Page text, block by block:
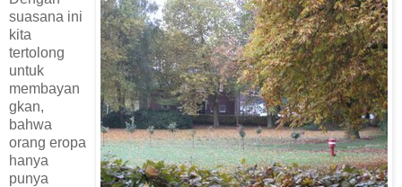
suasana ini
kita
tertolong
untuk
membayan
gkan,
bahwa
orang eropa
hanya
punya